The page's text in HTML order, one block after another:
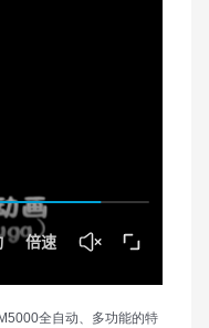
全自动、多功能的特